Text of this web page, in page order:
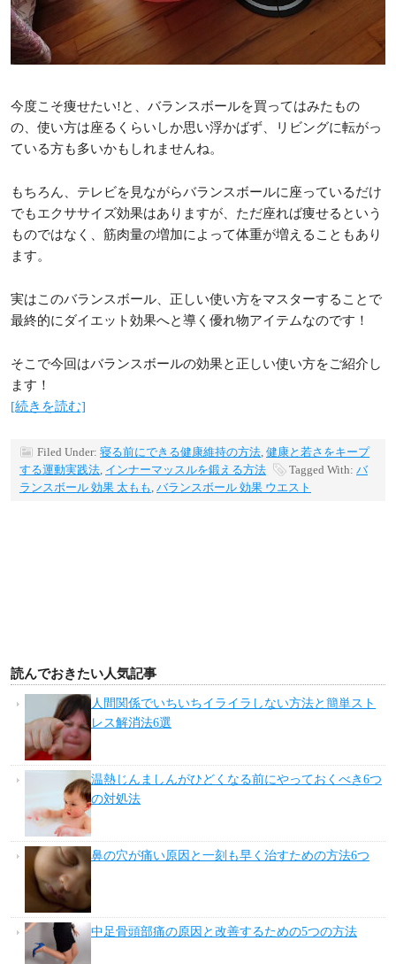
今度こそ痩せたい!と、バランスボールを買ってはみたもの
の、使い方は座るくらいしか思い浮かばず、リビングに転がっ
ている方も多いかもしれませんね。
もちろん、テレビを見ながらバランスボールに座っているだけ
でもエクササイズ効果はありますが、ただ座れば痩せるという
ものではなく、筋肉量の増加によって体重が増えることもあり
ます。
実はこのバランスボール、正しい使い方をマスターすることで
最終的にダイエット効果へと導く優れ物アイテムなのです！
そこで今回はバランスボールの効果と正しい使い方をご紹介し
ます！
[続きを読む]
Filed Under: 寝る前にできる健康維持の方法, 健康と若さをキープ
する運動実践法, インナーマッスルを鍛える方法 Tagged With: バ
ランスボール 効果 太もも , バランスボール 効果 ウエスト
読んでおきたい人気記事
人間関係でいちいちイライラしない方法と簡単スト
レス解消法6選
温熱じんましんがひどくなる前にやっておくべき6つ
の対処法
鼻の穴が痛い原因と一刻も早く治すための方法6つ
中足骨頭部痛の原因と改善するための5つの方法